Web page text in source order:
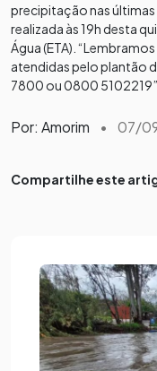
precipitação nas
realizada às 19h desta
Água (ETA).
atendidas pelo plantão
7800 ou 0800
Por: Amorim • 07/
Compartilhe este